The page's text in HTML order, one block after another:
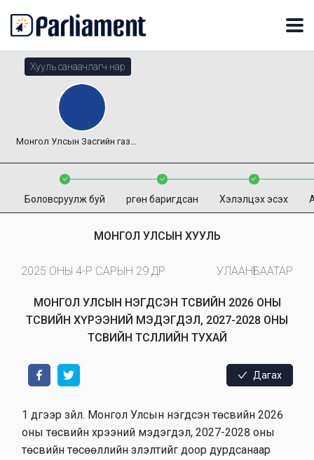
Хууль санаачлагч нар
Монгол Улсын Засгийн газар
Боловсруулж буй Өргөн баригдсан Хэлэлцэх эсэх
МОНГОЛ УЛСЫН ХУУЛЬ
2025 ОНЫ 4-Р САРЫН 29 ӨДӨР УЛААНБААТАР
МОНГОЛ УЛСЫН НЭГДСЭН ТӨСВИЙН 2026 ОНЫ
ТӨСВИЙН ХҮРЭЭНИЙ МЭДЭГДЭЛ, 2027-2028 ОНЫ
ТӨСВИЙН ТӨСӨӨЛЛИЙН ТУХАЙ
Дагах
1 дүгээр зүйл. Монгол Улсын нэгдсэн төсвийн 2026
оны төсвийн хүрээний мэдэгдэл, 2027-2028 оны
төсвийн төсөөллийн үзүүлэлтийг доор дурдсанаар